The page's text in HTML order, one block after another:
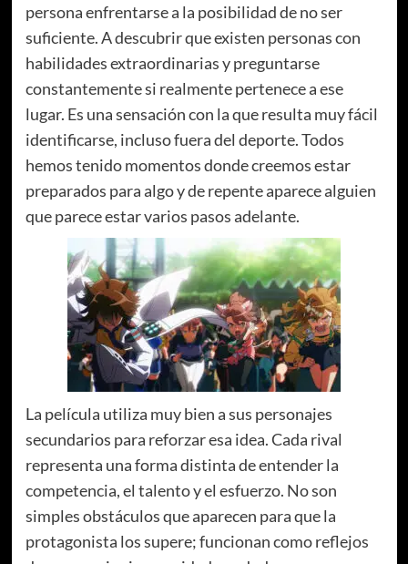
persona enfrentarse a la posibilidad de no ser
suficiente. A descubrir que existen personas con
habilidades extraordinarias y preguntarse
constantemente si realmente pertenece a ese
lugar. Es una sensación con la que resulta muy fácil
identificarse, incluso fuera del deporte. Todos
hemos tenido momentos donde creemos estar
preparados para algo y de repente aparece alguien
que parece estar varios pasos adelante.
La película utiliza muy bien a sus personajes
secundarios para reforzar esa idea. Cada rival
representa una forma distinta de entender la
competencia, el talento y el esfuerzo. No son
simples obstáculos que aparecen para que la
protagonista los supere; funcionan como reflejos